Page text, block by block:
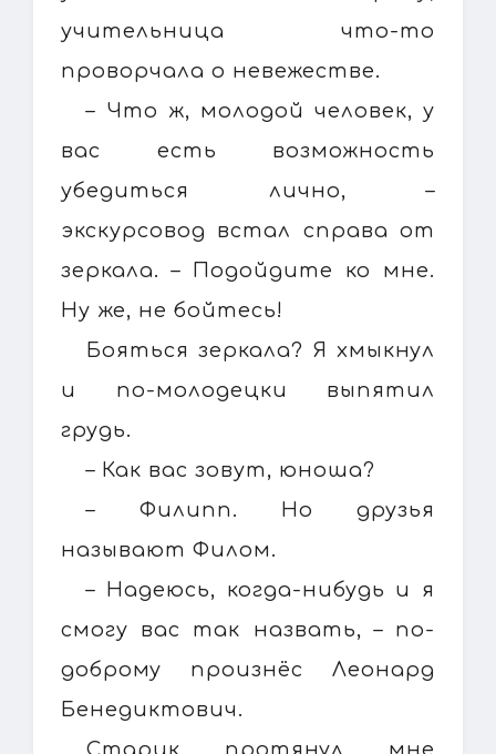
учительница что-то
проворчала о невежестве.
– Что ж, молодой человек, у
вас есть возможность
убедиться лично, –
экскурсовод встал справа от
зеркала. – Подойдите ко мне.
Ну же, не бойтесь!
Бояться зеркала? Я хмыкнул
и по-молодецки выпятил
грудь.
– Как вас зовут, юноша?
– Филипп. Но друзья
называют Филом.
– Надеюсь, когда-нибудь и я
смогу вас так назвать, – по-
доброму произнёс Леонард
Бенедиктович.
Старик протянул мне